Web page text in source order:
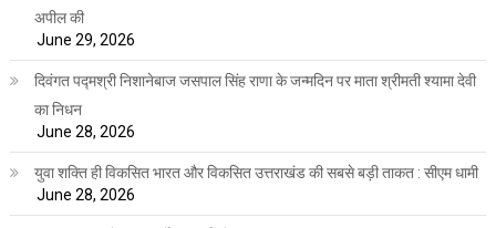
अपील की
June 29, 2026
दिवंगत पद्मश्री निशानेबाज जसपाल सिंह राणा के जन्मदिन पर माता श्रीमती श्यामा देवी
का निधन
June 28, 2026
युवा शक्ति ही विकसित भारत और विकसित उत्तराखंड की सबसे बड़ी ताकत : सीएम धामी
June 28, 2026